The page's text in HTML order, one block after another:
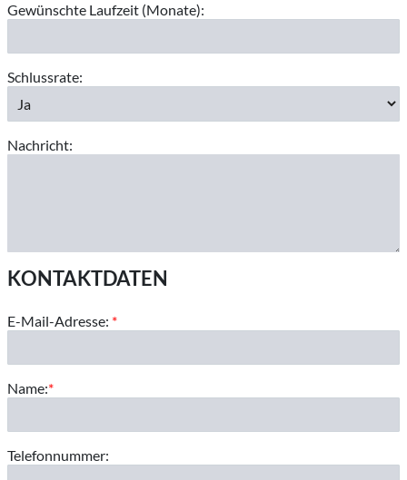
Gewünschte Laufzeit (Monate):
Schlussrate:
Nachricht:
KONTAKTDATEN
E-Mail-Adresse: *
Name:*
Telefonnummer: